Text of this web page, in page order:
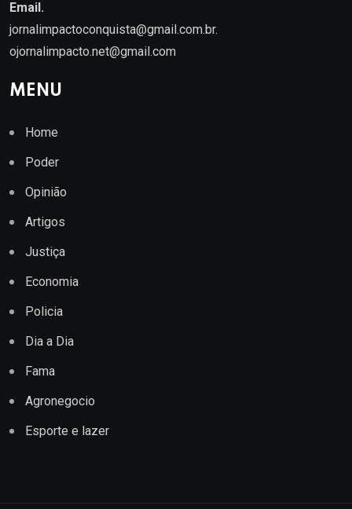
Email.
jornalimpactoconquista@gmail.com.br.
ojornalimpacto.net@gmail.com
MENU
Home
Poder
Opinião
Artigos
Justiça
Economia
Policia
Dia a Dia
Fama
Agronegocio
Esporte e lazer